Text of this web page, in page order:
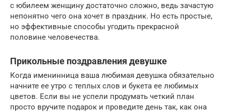
с юбилеем женщину достаточно сложно, ведь зачастую
непонятно чего она хочет в праздник. Но есть простые,
но эффективные способы угодить прекрасной
половине человечества.
Прикольные поздравления девушке
Когда именинница ваша любимая девушка обязательно
начните ее утро с теплых слов и букета ее любимых
цветов. Если вы не успели продумать четкий план
просто вручите подарок и проведите день так, как она